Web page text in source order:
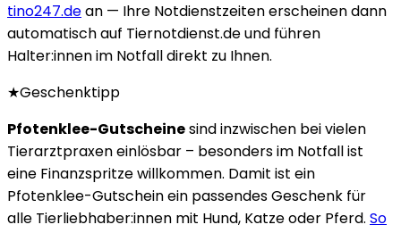
tino247.dean — Ihre Notdienstzeiten erscheinen dann
automatisch auf Tiernotdienst.de und führen
Halter:innen im Notfall direkt zu Ihnen.
★Geschenktipp
Pfotenklee-Gutscheinesind inzwischen bei vielen
Tierarztpraxen einlösbar – besonders im Notfall ist
eine Finanzspritze willkommen. Damit ist ein
Pfotenklee-Gutschein ein passendes Geschenk für
alle Tierliebhaber:innen mit Hund, Katze oder Pferd. So